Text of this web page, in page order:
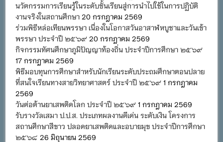
นวัตกรรมการเรียนรู้ในระดับชั้นเรียนสู่การนำไปใช้ในการปฏิบัติ
งานจริงในสถานศึกษา 20 กรกฎาคม 2569
ร่วมพิธีหล่อเทียนพรรษา เนื่องในโอกาสวันอาสาฬหบูชาและวันเข้า
พรรษา ประจำปี ๒๕๖๙ 20 กรกฎาคม 2569
กิจกรรมทัศนศึกษาภูมิปัญญาท้องถิ่น ประจำปีการศึกษา ๒๕๖๙
17 กรกฎาคม 2569
พิธีมอบทุนการศึกษาสำหรับนักเรียนระดับประถมศึกษาตอนปลาย
ที่สนใจเรียนทางสายวิทยาศาสตร์ ประจำปี ๒๕๖๙ 1 กรกฎาคม
2569
วันต่อต้านยาเสพติดโลก ประจำปี ๒๕๖๙ 1 กรกฎาคม 2569
รับรางวัลเสมา ป.ป.ส. ประเภทผลงานดีเด่น ระดับเงิน โครงการ
สถานศึกษาสีขาว ปลอดยาเสพติดและอบายมุข ประจำปีการศึกษา
๒๕๖๘ 26 มิถุนายน 2569